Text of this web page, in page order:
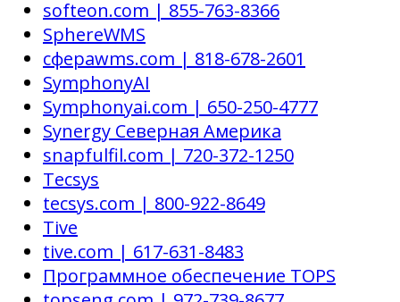
softeon.com | 855-763-8366
SphereWMS
сфераwms.com | 818-678-2601
SymphonyAI
Symphonyai.com | 650-250-4777
Synergy Северная Америка
snapfulfil.com | 720-372-1250
Tecsys
tecsys.com | 800-922-8649
Tive
tive.com | 617-631-8483
Программное обеспечение TOPS